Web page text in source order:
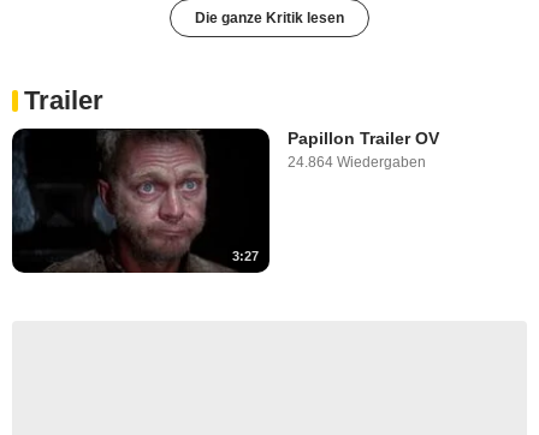
Die ganze Kritik lesen
Trailer
3:27
Papillon Trailer OV
24.864 Wiedergaben